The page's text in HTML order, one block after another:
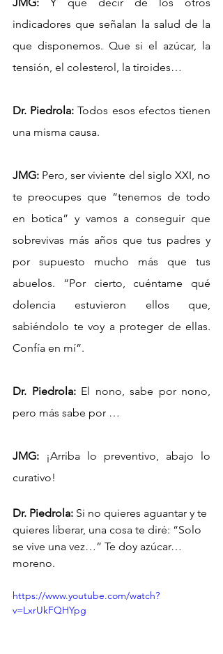
indicadores que señalan la salud de la
que disponemos. Que si el azúcar, la
tensión, el colesterol, la tiroides…
Dr. Piedrola: Todos esos efectos tienen
una misma causa.
JMG: Pero, ser viviente del siglo XXI, no
te preocupes que “tenemos de todo
en botica” y vamos a conseguir que
sobrevivas más años que tus padres y
por supuesto mucho más que tus
abuelos. “Por cierto, cuéntame qué
dolencia estuvieron ellos que,
sabiéndolo te voy a proteger de ellas.
Confía en mí”.
Dr. Piedrola: El nono, sabe por nono,
pero más sabe por …
JMG: ¡Arriba lo preventivo, abajo lo
curativo!
Dr. Piedrola: Si no quieres aguantar y te
quieres liberar, una cosa te diré: “Solo
se vive una vez…” Te doy azúcar…
moreno.
https://www.youtube.com/watch?
v=LxrUkFQHYpg